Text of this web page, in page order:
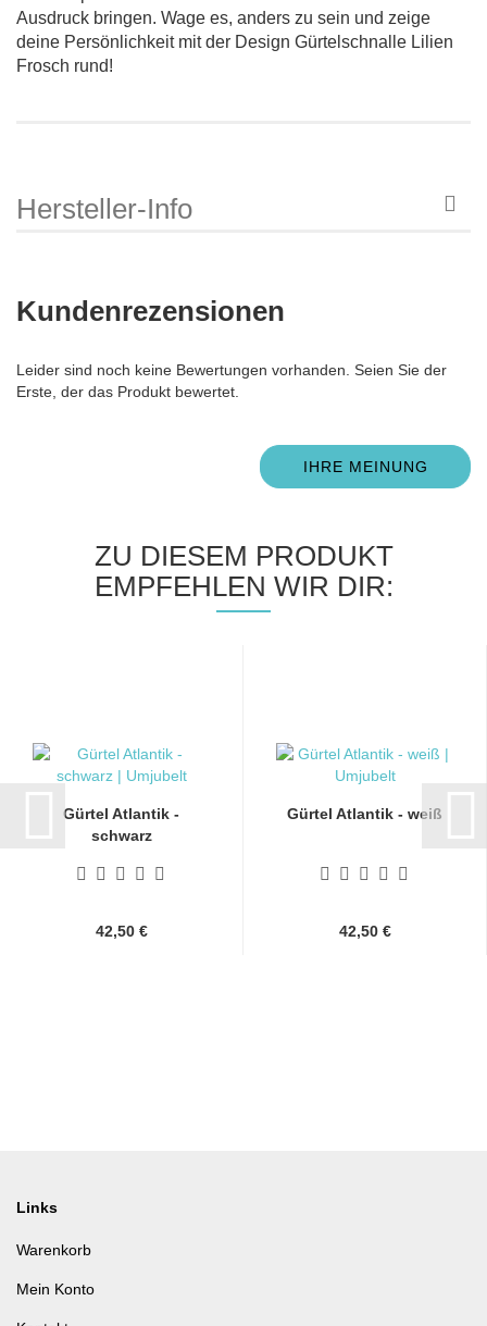
Ausdruck bringen. Wage es, anders zu sein und zeige
deine Persönlichkeit mit der Design Gürtelschnalle Lilien
Frosch rund!
Hersteller-Info
Kundenrezensionen
Leider sind noch keine Bewertungen vorhanden. Seien Sie der
Erste, der das Produkt bewertet.
IHRE MEINUNG
ZU DIESEM PRODUKT
EMPFEHLEN WIR DIR:
Gürtel Atlantik -
schwarz
42,50 €
Gürtel Atlantik - weiß
42,50 €
Links
Warenkorb
Mein Konto